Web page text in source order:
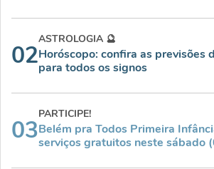
02
ASTROLOGIA 🔮
Horóscopo: confira as previsões
para todos os signos
03
PARTICIPE!
Belém pra Todos Primeira
serviços gratuitos neste sábado